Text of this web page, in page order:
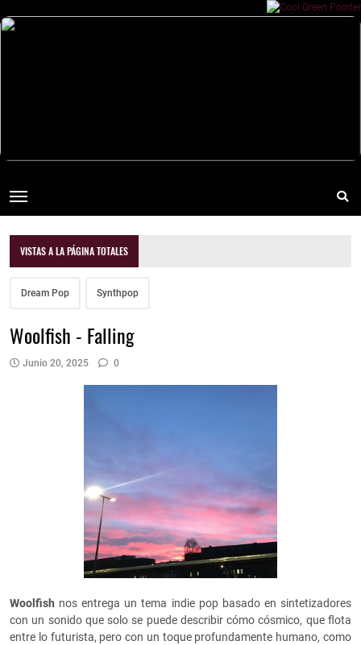
VISTAS A LA PÁGINA TOTALES
Dream Pop Synthpop
Woolfish - Falling
Junio 20, 2025 0
Woolfish nos entrega un tema indie pop basado en sintetizadores
con un sonido que solo se puede describir cómo cósmico, que flota
entre lo futurista, pero con un toque profundamente humano, como